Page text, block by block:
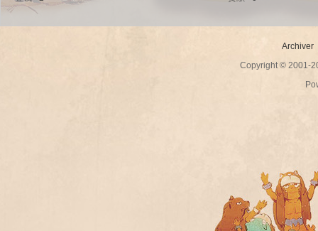
uz!
Archiver
Copyright © 2001-